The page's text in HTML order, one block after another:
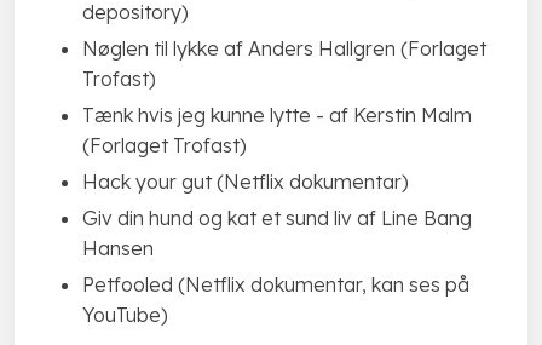
depository)
Nøglen til lykke af Anders Hallgren (Forlaget
Trofast)
Tænk hvis jeg kunne lytte - af Kerstin Malm
(Forlaget Trofast)
Hack your gut (Netflix dokumentar)
Giv din hund og kat et sund liv af Line Bang
Hansen
​Petfooled (Netflix dokumentar, kan ses på
YouTube)